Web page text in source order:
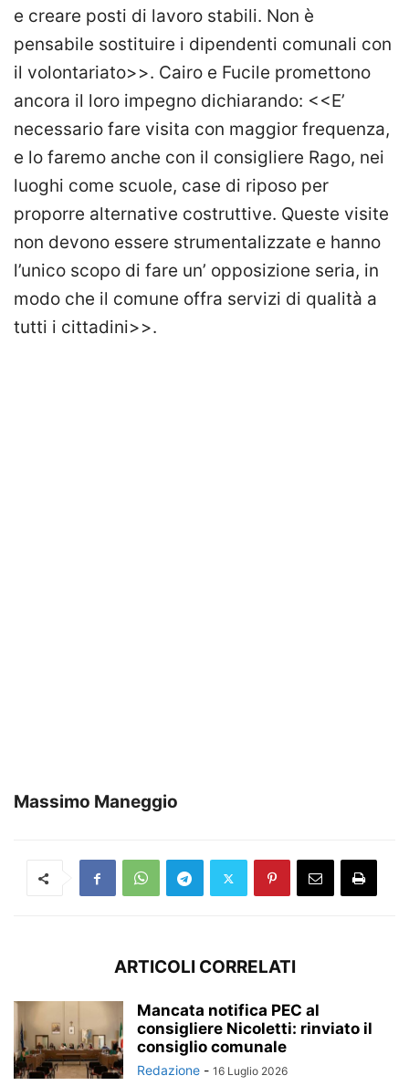
e creare posti di lavoro stabili. Non è
pensabile sostituire i dipendenti comunali con
il volontariato>>. Cairo e Fucile promettono
ancora il loro impegno dichiarando: <<E’
necessario fare visita con maggior frequenza,
e lo faremo anche con il consigliere Rago, nei
luoghi come scuole, case di riposo per
proporre alternative costruttive. Queste visite
non devono essere strumentalizzate e hanno
l’unico scopo di fare un’ opposizione seria, in
modo che il comune offra servizi di qualità a
tutti i cittadini>>.
Massimo Maneggio
ARTICOLI CORRELATI
Mancata notifica PEC al
consigliere Nicoletti: rinviato il
consiglio comunale
Redazione - 16 Luglio 2026